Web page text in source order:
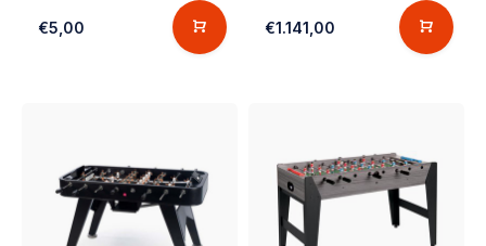
€5,00 €1.141,00